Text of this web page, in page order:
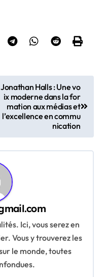
Jonathan Halls : Une vo
ix moderne dans la for
mation aux médias et
l’excellence en commu
nication
Ici, vous serez en
Vous y trouverez les
le monde, toutes